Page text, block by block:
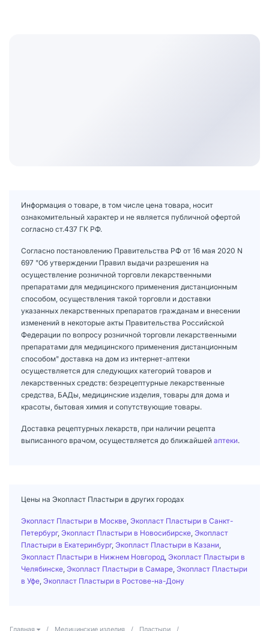
Информация о товаре, в том числе цена товара, носит
ознакомительный характер и не является публичной офертой
согласно ст.437 ГК РФ.
Согласно постановлению Правительства РФ от 16 мая 2020 N
697 "Об утверждении Правил выдачи разрешения на
осуществление розничной торговли лекарственными
препаратами для медицинского применения дистанционным
способом, осуществления такой торговли и доставки
указанных лекарственных препаратов гражданам и внесении
изменений в некоторые акты Правительства Российской
Федерации по вопросу розничной торговли лекарственными
препаратами для медицинского применения дистанционным
способом" доставка на дом из интернет-аптеки
осуществляется для следующих категорий товаров и
лекарственных средств: безрецептурные лекарственные
средства, БАДы, медицинские изделия, товары для дома и
красоты, бытовая химия и сопутствующие товары.
Доставка рецептурных лекарств, при наличии рецепта
выписанного врачом, осуществляется до ближайшей аптеки.
Цены на Экопласт Пластыри в других городах
Экопласт Пластыри в Москве Экопласт Пластыри в Санкт-
Петербург, Экопласт Пластыри в Новосибирске Экопласт
Пластыри в Екатеринбург, Экопласт Пластыри в Казани
Экопласт Пластыри в Нижнем Новгород Экопласт Пластыри в
Челябинске Экопласт Пластыри в Самаре Экопласт Пластыри
в Уфе Экопласт Пластыри в Ростове-на-Дону
Главная / Медицинские изделия / Пластыри
/